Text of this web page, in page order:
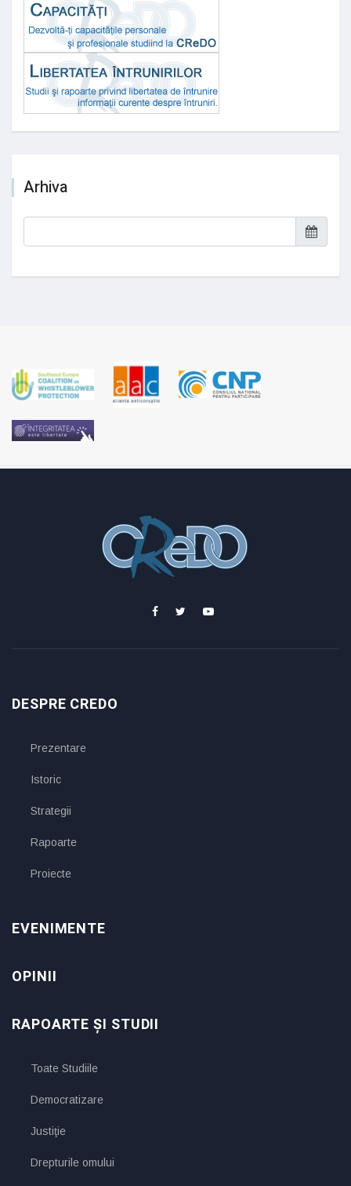
Arhiva
DESPRE CREDO
Prezentare
Istoric
Strategii
Rapoarte
Proiecte
EVENIMENTE
OPINII
RAPOARTE ȘI STUDII
Toate Studiile
Democratizare
Justiţie
Drepturile omului